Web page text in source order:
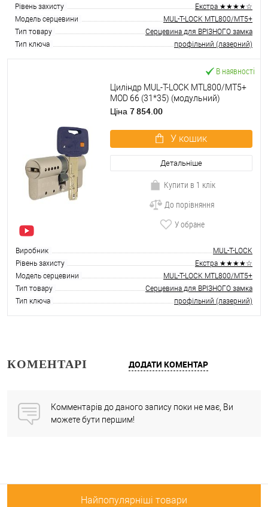
Рівень захисту
Екстра ★★★★☆
Модель серцевини
MUL-T-LOCK MTL800/MT5+
Тип товару
Серцевина для ВРІЗНОГО замка
Тип ключа
профільний (лазерний)
В наявності
Циліндр MUL-T-LOCK MTL800/MT5+
MOD 66 (31*35) (модульний)
нікель_сатин
Ціна 7 854.00
У кошик
Детальніше
Купити в 1 клік
До порівняння
У обране
Виробник
MUL-T-LOCK
Рівень захисту
Екстра ★★★★☆
Модель серцевини
MUL-T-LOCK MTL800/MT5+
Тип товару
Серцевина для ВРІЗНОГО замка
Тип ключа
профільний (лазерний)
КОМЕНТАРІ ДОДАТИ КОМЕНТАР
Комментарів до даного запису поки не має, Ви
можете бути першим!
Найпопулярніші товари